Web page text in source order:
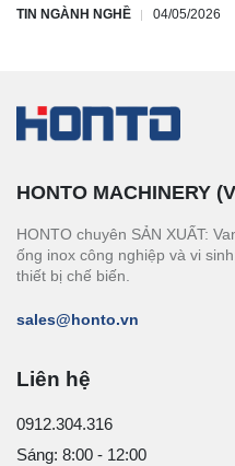
TIN NGÀNH NGHỀ 04/05/2026
HONTO MACHINERY
HONTO chuyên SẢN XUẤT:
ống inox công nghiệp và vi
thiết bị chế biến.
sales@honto.vn
Liên hệ
0912.304.316
Sáng: 8:00 - 12:00